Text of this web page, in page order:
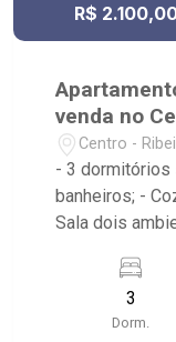
R$
venda no
Centro -
- 3 dormitórios
banheiros; -
Sala dois ambientes; - Varanda; -
com elevador; - Próximo ao Theatro Pedro II,
Choperia
Restaurante
3
Dorm.